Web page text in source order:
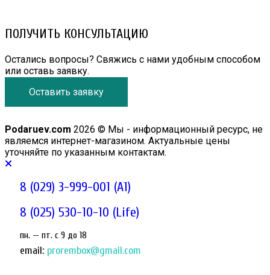
ПОЛУЧИТЬ КОНСУЛЬТАЦИЮ
Остались вопросы? Свяжись с нами удобным способом
или оставь заявку.
Оставить заявку
Podaruev.com 2026 © Мы - информационный ресурс, не
являемся интернет-магазином. Актуальные цены
уточняйте по указанным контактам.
8 (029) 3-999-001 (A1)
8 (025) 530-10-10 (Life)
пн. — пт. c 9 до 18
email: prorembox@gmail.com